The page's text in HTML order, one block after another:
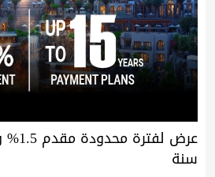
سنة